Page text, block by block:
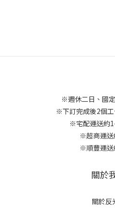
※週休二日、國
※下訂完成後2個
※宅配運送約
※超商運
※順豐運
關於
關於反